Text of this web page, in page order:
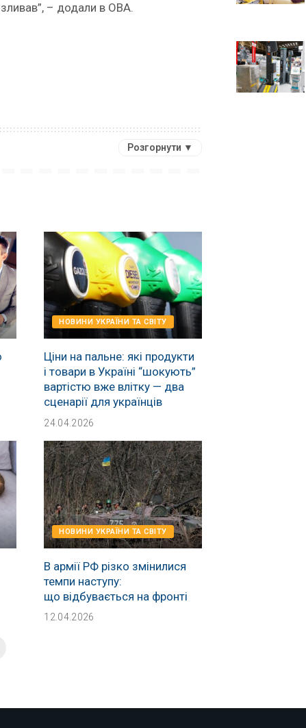
зливав”, – додали в ОВА.
Розгорнути ▼
НОВИНИ УКРАЇНИ ТА СВІТУ
Ціни на пальне: які продукти
і товари в Україні “шокують”
вартістю вже влітку — два
сценарії для українців
24.04.2026
НОВИНИ УКРАЇНИ ТА СВІТУ
В армії РФ різко змінилися
темпи наступу:
що відбувається на фронті
12.04.2026